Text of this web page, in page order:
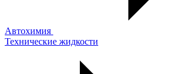
Автохимия
Технические жидкости